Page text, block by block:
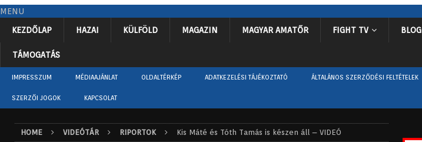
MENU
KEZDŐLAP
HAZAI KÜLFÖLD MAGAZIN MAGYAR AMATŐR FIGHT TV BLOG
TÁMOGATÁS
IMPRESSZUM MÉDIAAJÁNLAT OLDALTÉRKÉP ADATKEZELÉSI TÁJÉKOZTATÓ ÁLTALÁNOS SZERZŐDÉSI FELTÉTELEK
SZERZŐI JOGOK KAPCSOLAT
HOME VIDEÓTÁR RIPORTOK Kis Máté és Tóth Tamás is készen áll – VIDEÓ